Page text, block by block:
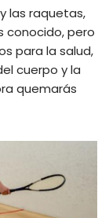
las raquetas,
conocido, pero
para la salud,
cuerpo y la
quemarás